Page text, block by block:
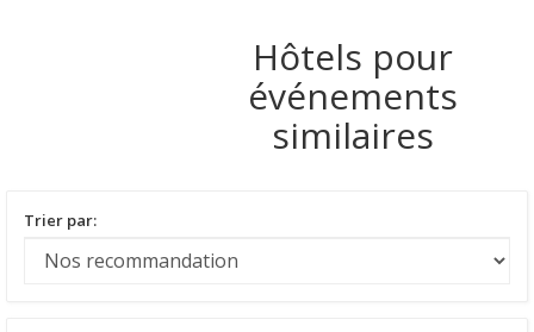
Hôtels pour
événements
similaires
Trier par: